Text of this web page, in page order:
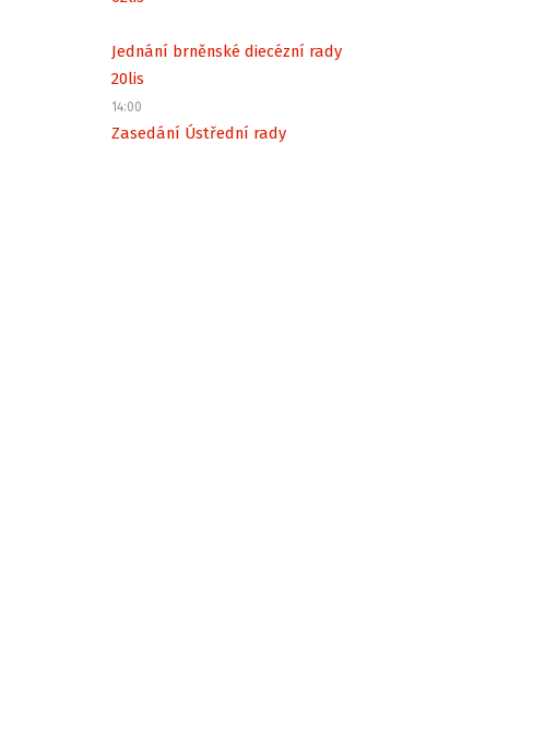
Jednání brněnské diecézní rady
20lis
14:00
Zasedání Ústřední rady